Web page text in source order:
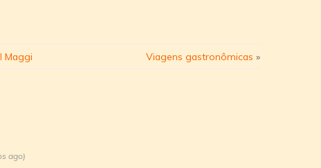
Maggi Viagens gastronômicas »
ago)